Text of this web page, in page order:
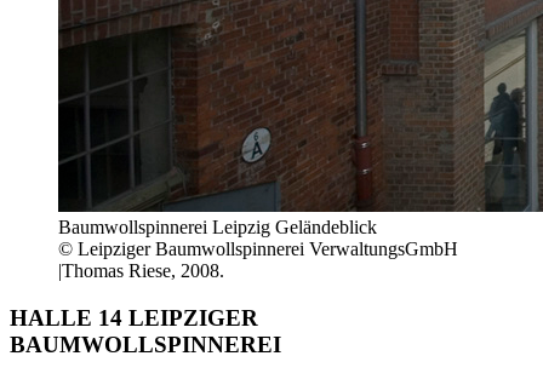
Baumwollspinnerei Leipzig Geländeblick
© Leipziger Baumwollspinnerei VerwaltungsGmbH
|Thomas Riese, 2008.
HALLE 14 LEIPZIGER
BAUMWOLLSPINNEREI